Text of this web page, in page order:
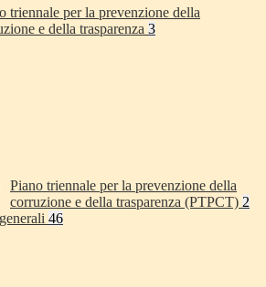
triennale per la prevenzione della
e della trasparenza 3
Piano triennale per la prevenzione della
corruzione e della trasparenza (PTPCT) 2
46